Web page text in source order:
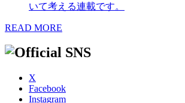
いて考える連載です。
READ MORE
X
Facebook
Instagram